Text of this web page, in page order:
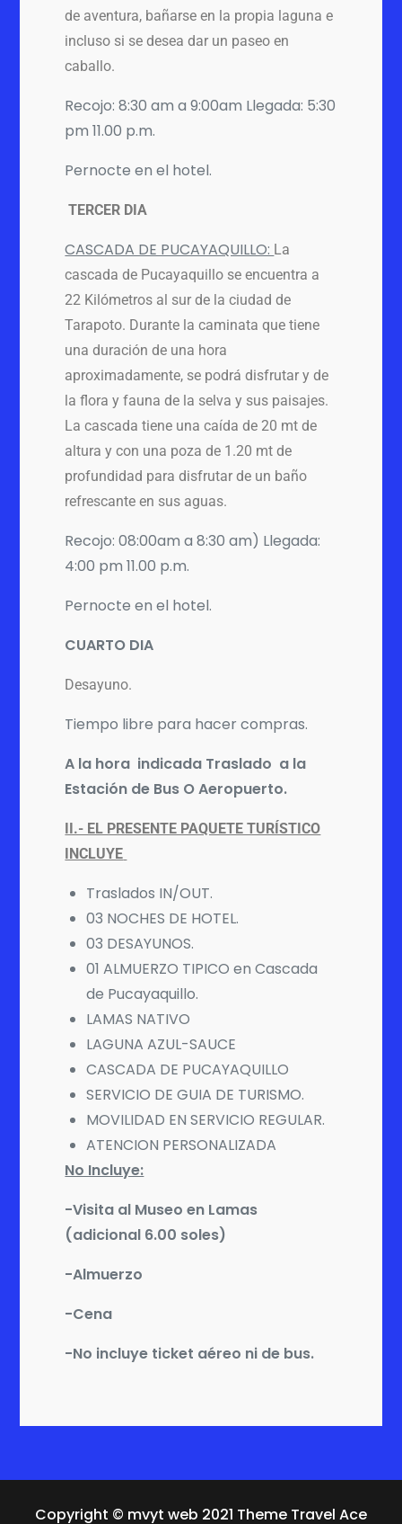
de aventura, bañarse en la propia laguna e
incluso si se desea dar un paseo en
caballo.
Recojo: 8:30 am a 9:00am Llegada: 5:30
pm 11.00 p.m.
Pernocte en el hotel.
TERCER DIA
CASCADA DE PUCAYAQUILLO: La
cascada de Pucayaquillo se encuentra a
22 Kilómetros al sur de la ciudad de
Tarapoto. Durante la caminata que tiene
una duración de una hora
aproximadamente, se podrá disfrutar y de
la flora y fauna de la selva y sus paisajes.
La cascada tiene una caída de 20 mt de
altura y con una poza de 1.20 mt de
profundidad para disfrutar de un baño
refrescante en sus aguas.
Recojo: 08:00am a 8:30 am) Llegada:
4:00 pm 11.00 p.m.
Pernocte en el hotel.
CUARTO DIA
Desayuno.
Tiempo libre para hacer compras.
A la hora indicada Traslado a la
Estación de Bus O Aeropuerto.
II.- EL PRESENTE PAQUETE TURÍSTICO
INCLUYE
Traslados IN/OUT.
03 NOCHES DE HOTEL.
03 DESAYUNOS.
01 ALMUERZO TIPICO en Cascada
de Pucayaquillo.
LAMAS NATIVO
LAGUNA AZUL-SAUCE
CASCADA DE PUCAYAQUILLO
SERVICIO DE GUIA DE TURISMO.
MOVILIDAD EN SERVICIO REGULAR.
ATENCION PERSONALIZADA
No Incluye:
-Visita al Museo en Lamas
(adicional 6.00 soles)
-Almuerzo
-Cena
-No incluye ticket aéreo ni de bus.
Copyright © mvyt web 2021 Theme Travel Ace